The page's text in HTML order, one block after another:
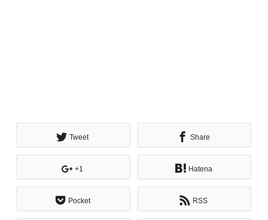
Tweet Share
+1 Hatena
Pocket RSS